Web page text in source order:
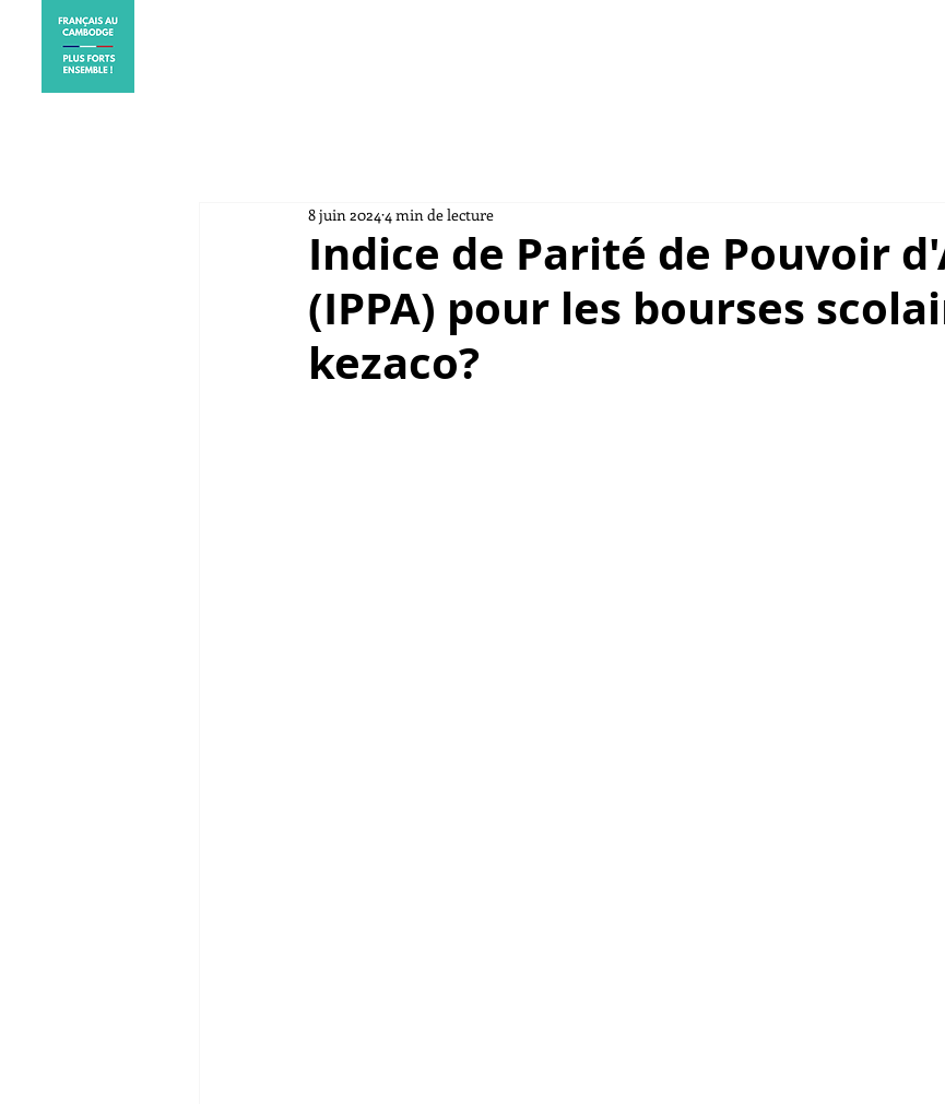
Indice de Parité de Pouvoir
(IPPA) pour les bourses
kezaco?
8 juin 20244 min de lecture